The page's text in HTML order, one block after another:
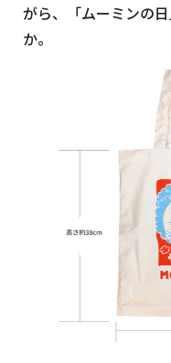
がら、「ムーミンの
か。